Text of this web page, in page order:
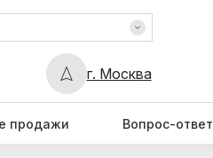
г. Москва
продажи Вопрос-ответ